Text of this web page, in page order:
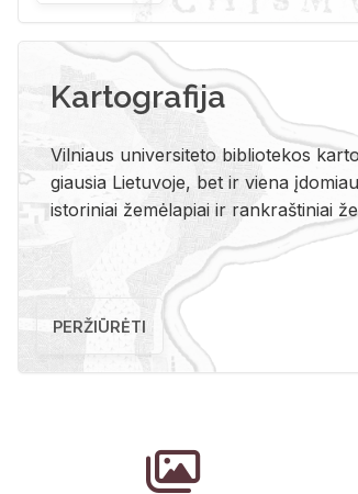
Kartografija
Vil­niaus uni­ver­si­te­to bi­b­lio­te­kos
giau­sia Lie­tu­vo­je, bet ir vie­na
is­to­ri­niai že­mė­la­piai ir rank­raš­ti­niai
PERŽIŪRĖTI